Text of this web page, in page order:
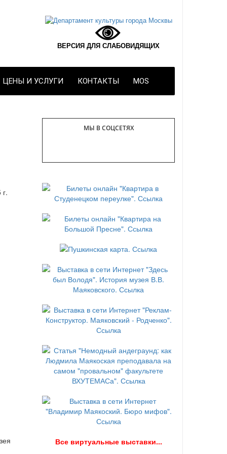
ВЕРСИЯ ДЛЯ СЛАБОВИДЯЩИХ
ЦЕНЫ И УСЛУГИ КОНТАКТЫ MOS
МЫ В СОЦСЕТЯХ
Все виртуальные выставки...